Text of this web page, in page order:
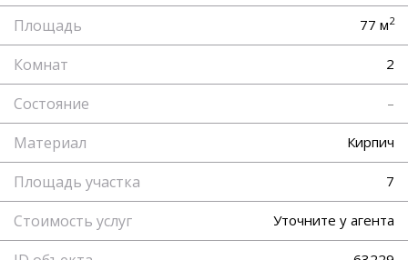
Площадь 77 м2
Комнат 2
Состояние –
Материал Кирпич
Площадь участка 7
Стоимость услуг Уточните у агента